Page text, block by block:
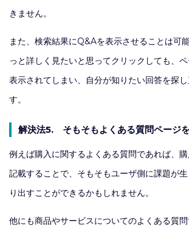
きません。
また、検索結果にQ&Aを表示させることは可
っと詳しく見たいと思ってクリックしても、
表示されてしまい、自分が知りたい回答を探
す。
解決法5. そもそもよくある質問ページ
例えば購入に関するよくある質問であれば、
記載することで、そもそもユーザ側に課題が
り出すことができるかもしれません。
他にも商品やサービスについてのよくある質